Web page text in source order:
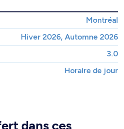
Montréal
Hiver 2026, Automne 2026
3.0
Horaire de jour
dans ces